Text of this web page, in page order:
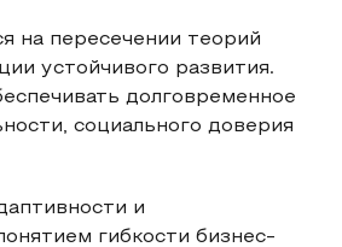
на пересечении теорий
устойчивого развития.
долговременное
социального доверия
и
гибкости бизнес-